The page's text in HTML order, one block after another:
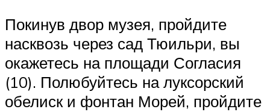
Покинув двор музея, пройдите
насквозь через сад Тюильри, вы
окажетесь на площади Согласия
(10). Полюбуйтесь на луксорский
обелиск и фонтан Морей, пройдите